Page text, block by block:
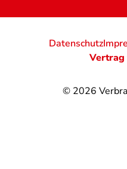
© 2026
Datenschutz